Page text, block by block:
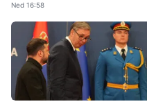
Ned 16:58